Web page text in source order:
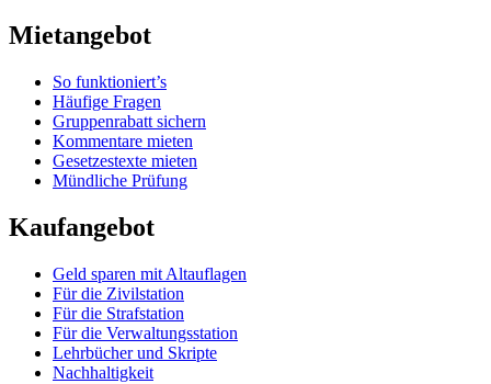
Mietangebot
So funktioniert’s
Häufige Fragen
Gruppenrabatt sichern
Kommentare mieten
Gesetzestexte mieten
Mündliche Prüfung
Kaufangebot
Geld sparen mit Altauflagen
Für die Zivilstation
Für die Strafstation
Für die Verwaltungsstation
Lehrbücher und Skripte
Nachhaltigkeit